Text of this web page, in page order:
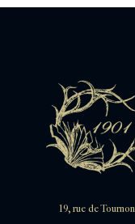
19, rue de Tournon